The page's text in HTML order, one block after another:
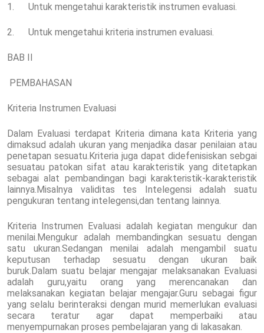
1. Untuk mengetahui karakteristik instrumen evaluasi.
2. Untuk mengetahui kriteria instrumen evaluasi.
BAB II
PEMBAHASAN
Kriteria Instrumen Evaluasi
Dalam Evaluasi terdapat Kriteria dimana kata Kriteria yang
dimaksud adalah ukuran yang menjadika dasar penilaian atau
penetapan sesuatu.Kriteria juga dapat didefenisiskan sebgai
sesuatau patokan sifat atau karakteristik yang ditetapkan
sebagai alat pembandingan bagi karakteristik-karakteristik
lainnya.Misalnya validitas tes Intelegensi adalah suatu
pengukuran tentang intelegensi,dan tentang lainnya.
Kriteria Instrumen Evaluasi adalah kegiatan mengukur dan
menilai.Mengukur adalah membandingkan sesuatu dengan
satu ukuran.Sedangan menilai adalah mengambil suatu
keputusan terhadap sesuatu dengan ukuran baik
buruk.Dalam suatu belajar mengajar melaksanakan Evaluasi
adalah guru,yaitu orang yang merencanakan dan
melaksanakan kegiatan belajar mengajar.Guru sebagai figur
yang selalu berinteraksi dengan murid memerlukan evaluasi
secara teratur agar dapat memperbaiki atau
menyempurnakan proses pembelajaran yang di lakasakan.